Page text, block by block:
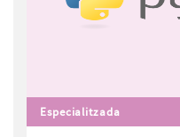
Especialitzada